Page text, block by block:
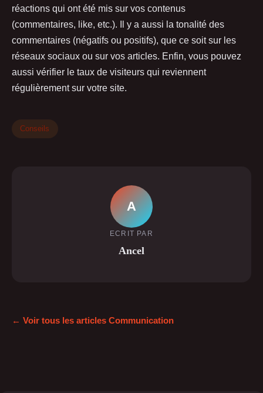
réactions qui ont été mis sur vos contenus
(commentaires, like, etc.). Il y a aussi la tonalité des
commentaires (négatifs ou positifs), que ce soit sur les
réseaux sociaux ou sur vos articles. Enfin, vous pouvez
aussi vérifier le taux de visiteurs qui reviennent
régulièrement sur votre site.
Conseils
A
ECRIT PAR
Ancel
← Voir tous les articles Communication